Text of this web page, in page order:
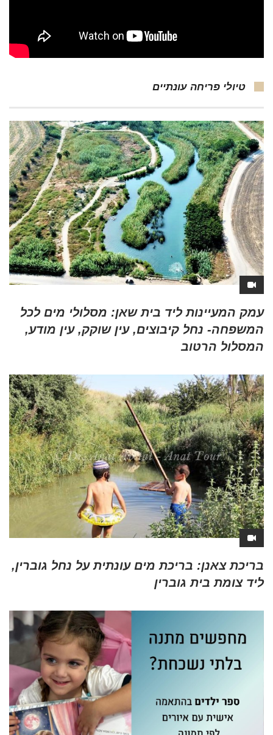
טיולי פריחה עונתיים
עמק המעיינות ליד בית שאן: מסלולי מים לכל
המשפחה- נחל קיבוצים, עין שוקק, עין מודע,
המסלול הרטוב
בריכת צאנן: בריכת מים עונתית על נחל גוברין,
ליד צומת בית גוברין